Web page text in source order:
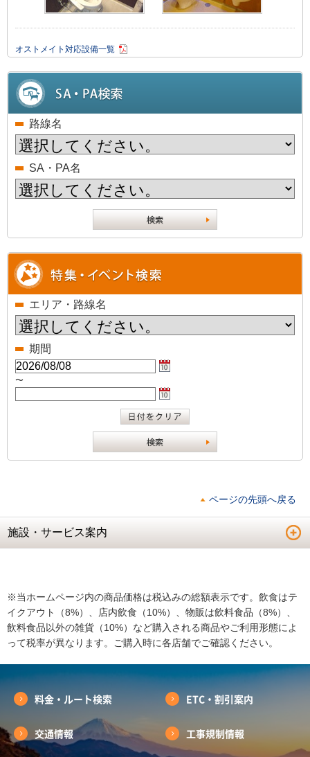
オストメイト対応設備一覧
路線名
SA・PA名
エリア・路線名
期間
〜
ページの先頭へ戻る
施設・サービス案内
※当ホームページ内の商品価格は税込みの総額表示です。飲食はテ
イクアウト（8%）、店内飲食（10%）、物販は飲料食品（8%）、
飲料食品以外の雑貨（10%）など購入される商品やご利用形態によ
って税率が異なります。ご購入時に各店舗でご確認ください。
料金・ルート検索 ETC・割引案内
交通情報 工事規制情報